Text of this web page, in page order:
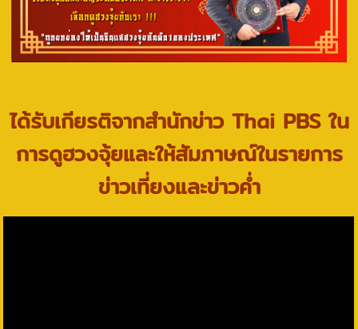
ได้รับเกียรติจากสำนักข่าว Thai PBS ใน
การดูฮวงจุ้ยและให้สัมภาษณ์ในรายการ
ข่าวเที่ยงและข่าวค่ำ